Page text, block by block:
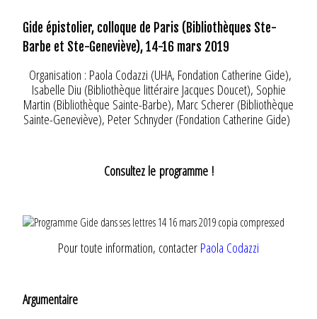
Gide épistolier, colloque de Paris (Bibliothèques Ste-
Barbe et Ste-Geneviève), 14-16 mars 2019
Organisation : Paola Codazzi (UHA, Fondation Catherine Gide),
Isabelle Diu (Bibliothèque littéraire Jacques Doucet), Sophie
Martin (Bibliothèque Sainte-Barbe), Marc Scherer (Bibliothèque
Sainte-Geneviève), Peter Schnyder (Fondation Catherine Gide)
Consultez le programme!
Pour toute information, contacter Paola Codazzi
Argumentaire